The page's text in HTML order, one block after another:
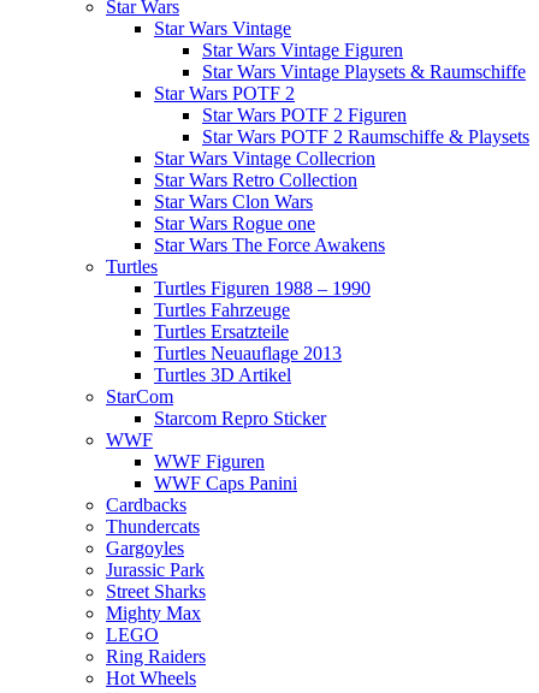
Star Wars
Star Wars Vintage
Star Wars Vintage Figuren
Star Wars Vintage Playsets & Raumschiffe
Star Wars POTF 2
Star Wars POTF 2 Figuren
Star Wars POTF 2 Raumschiffe & Playsets
Star Wars Vintage Collecrion
Star Wars Retro Collection
Star Wars Clon Wars
Star Wars Rogue one
Star Wars The Force Awakens
Turtles
Turtles Figuren 1988 – 1990
Turtles Fahrzeuge
Turtles Ersatzteile
Turtles Neuauflage 2013
Turtles 3D Artikel
StarCom
Starcom Repro Sticker
WWF
WWF Figuren
WWF Caps Panini
Cardbacks
Thundercats
Gargoyles
Jurassic Park
Street Sharks
Mighty Max
LEGO
Ring Raiders
Hot Wheels